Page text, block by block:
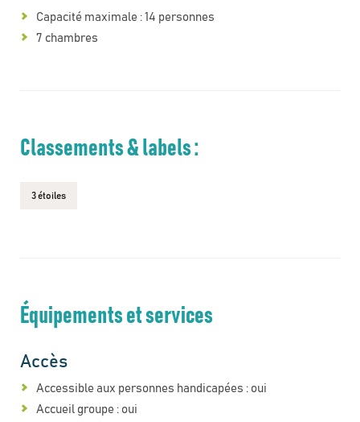
Capacité maximale : 14 personnes
7 chambres
Classements & labels :
3 étoiles
Équipements et services
Accès
Accessible aux personnes handicapées : oui
Accueil groupe : oui